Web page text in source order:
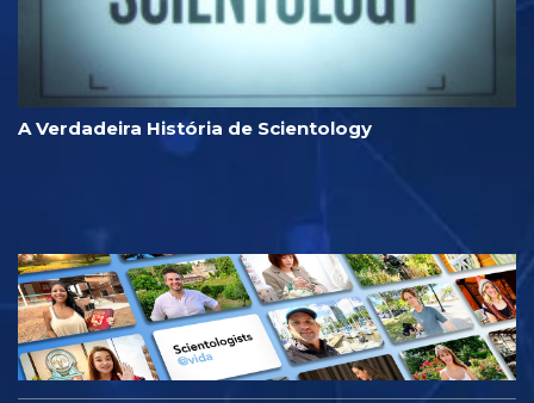
A Verdadeira História de Scientology